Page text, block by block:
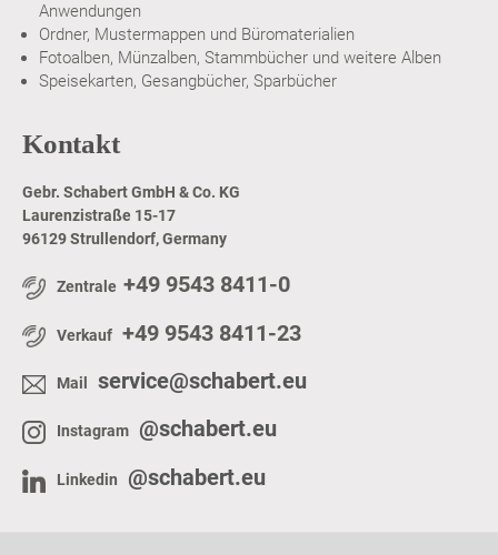
Anwendungen
Ordner, Mustermappen und Büromaterialien
Fotoalben, Münzalben, Stammbücher und weitere Alben
Speisekarten, Gesangbücher, Sparbücher
Kontakt
Gebr. Schabert GmbH & Co. KG
Laurenzistraße 15-17
96129 Strullendorf, Germany
Zentrale +49 9543 8411-0
Verkauf +49 9543 8411-23
Mail service@schabert.eu
Instagram @schabert.eu
Linkedin @schabert.eu